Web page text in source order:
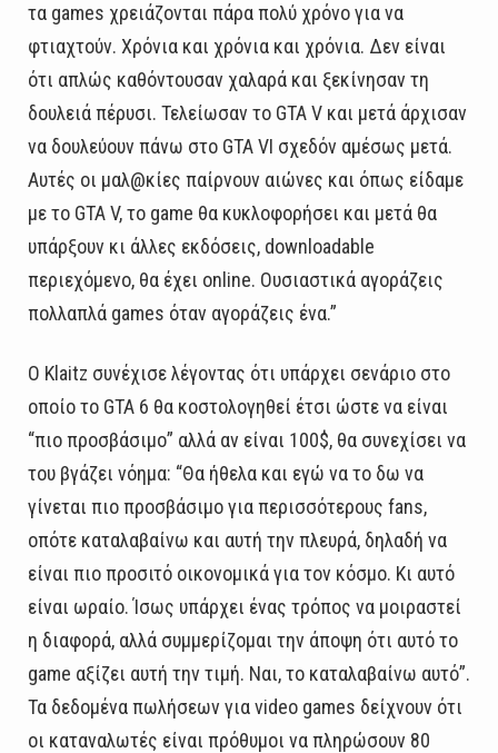
τα games χρειάζονται πάρα πολύ χρόνο για να
φτιαχτούν. Χρόνια και χρόνια και χρόνια. Δεν είναι
ότι απλώς καθόντουσαν χαλαρά και ξεκίνησαν τη
δουλειά πέρυσι. Τελείωσαν το GTA V και μετά άρχισαν
να δουλεύουν πάνω στο GTA VI σχεδόν αμέσως μετά.
Αυτές οι μαλ@κίες παίρνουν αιώνες και όπως είδαμε
με το GTA V, το game θα κυκλοφορήσει και μετά θα
υπάρξουν κι άλλες εκδόσεις, downloadable
περιεχόμενο, θα έχει online. Ουσιαστικά αγοράζεις
πολλαπλά games όταν αγοράζεις ένα.”
Ο Klaitz συνέχισε λέγοντας ότι υπάρχει σενάριο στο
οποίο το GTA 6 θα κοστολογηθεί έτσι ώστε να είναι
“πιο προσβάσιμο” αλλά αν είναι 100$, θα συνεχίσει να
του βγάζει νόημα: “Θα ήθελα και εγώ να το δω να
γίνεται πιο προσβάσιμο για περισσότερους fans,
οπότε καταλαβαίνω και αυτή την πλευρά, δηλαδή να
είναι πιο προσιτό οικονομικά για τον κόσμο. Κι αυτό
είναι ωραίο. Ίσως υπάρχει ένας τρόπος να μοιραστεί
η διαφορά, αλλά συμμερίζομαι την άποψη ότι αυτό το
game αξίζει αυτή την τιμή. Ναι, το καταλαβαίνω αυτό”.
Τα δεδομένα πωλήσεων για video games δείχνουν ότι
οι καταναλωτές είναι πρόθυμοι να πληρώσουν 80